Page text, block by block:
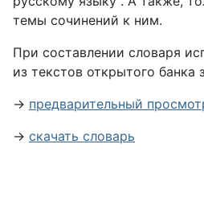
темы сочинений к ним.
При составлении словаря
из текстов открытого
→ предварительный
→ скачать словарь